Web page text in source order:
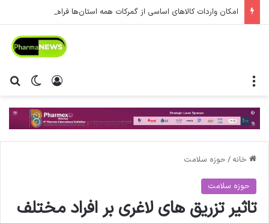
امکان واردات کالاهای اساسی از گمرکات همه استان‌ها فراهم شد.
تغییر ورود
خانه / حوزه سلامت
حوزه سلامت
تاثیر تزریق های لاغری بر افراد مختلف